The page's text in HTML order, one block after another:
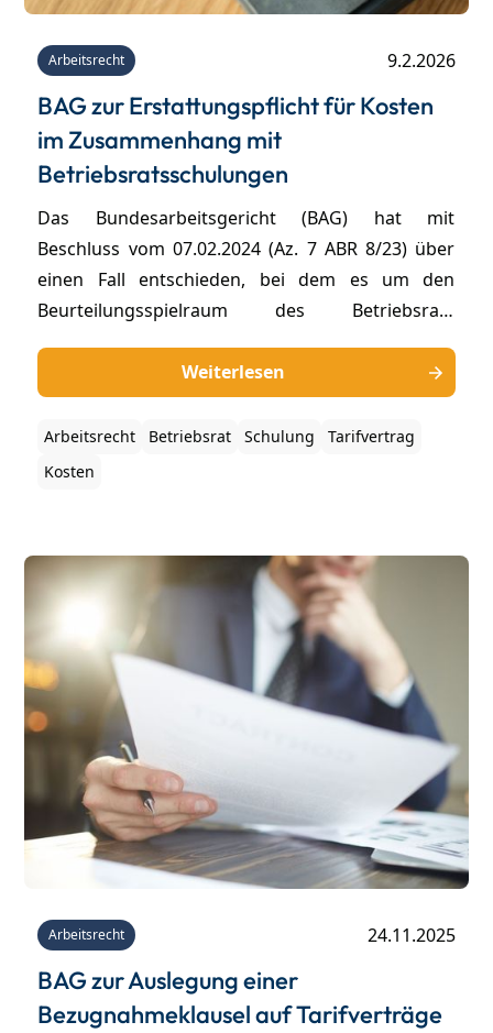
Arbeitsrecht 9.2.2026
BAG zur Erstattungspflicht für Kosten
im Zusammenhang mit
Betriebsratsschulungen
Das Bundesarbeitsgericht (BAG) hat mit
Beschluss vom 07.02.2024 (Az. 7 ABR 8/23) über
einen Fall entschieden, bei dem es um den
Beurteilungsspielraum des Betriebsrats
Entsendung ihrer Mitglieder auf eine Schulung
ging sowie die Verpflichtung des Arbeitgebers,
die damit zusammenhängenden Kosten zu
übernehmen.
Weiterlesen
Arbeitsrecht Betriebsrat Schulung
Tarifvertrag
Kosten
Arbeitsrecht 24.11.2025
BAG zur Auslegung einer
Bezugnahmeklausel auf Tarifverträge